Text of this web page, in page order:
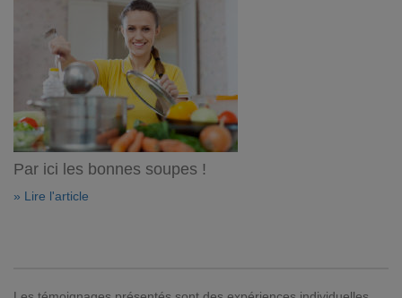
Par ici les bonnes soupes !
» Lire l'article